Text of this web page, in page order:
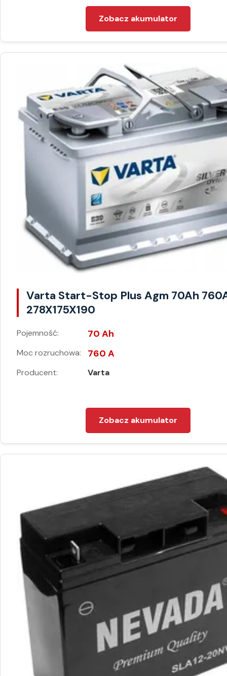
Zobacz akumulator
Varta Start-Stop Plus Agm 70Ah
278X175X190
Pojemność: 70 Ah
Moc rozruchowa: 760 A
Producent: Varta
Zobacz akumulator